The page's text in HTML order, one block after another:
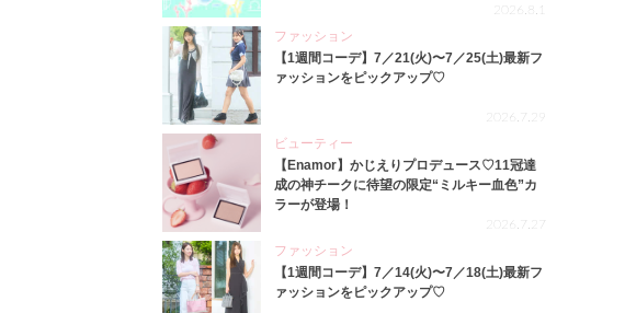
2026.8.1
ファッション
【1週間コーデ】7／21(火)〜7／25(土)最新フ
ァッションをピックアップ♡
2026.7.29
ビューティー
【Enamor】かじえりプロデュース♡11冠達
成の神チークに待望の限定“ミルキー血色”カ
ラーが登場！
2026.7.27
ファッション
【1週間コーデ】7／14(火)〜7／18(土)最新フ
ァッションをピックアップ♡